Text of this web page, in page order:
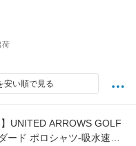
ウトレット スポーツ・ア
グッズ グレー ネイビー
荷
安い順で見る
】UNITED ARROWS GOLF
ード ポロシャツ-吸水速乾